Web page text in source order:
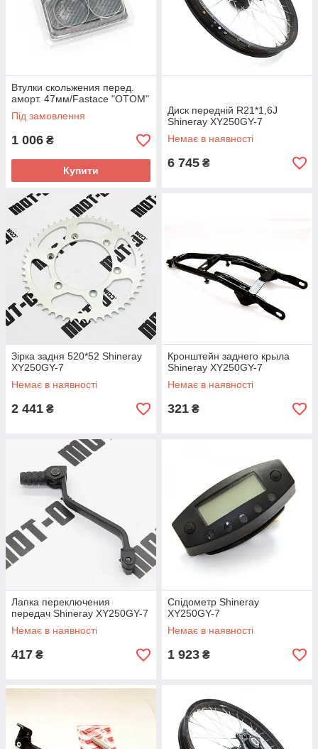
Втулки скольжения перед.
аморт. 47мм/Fastace "OTOM"
Під замовлення
1 006 ₴
Купити
Диск передній R21*1,6J
Shineray XY250GY-7
Немає в наявності
6 745 ₴
Зірка задня 520*52 Shineray
XY250GY-7
Немає в наявності
2 441 ₴
Кронштейн заднего крыла
Shineray XY250GY-7
Немає в наявності
321 ₴
Лапка переключения
передач Shineray XY250GY-7
Немає в наявності
417 ₴
Спідометр Shineray
XY250GY-7
Немає в наявності
1 923 ₴